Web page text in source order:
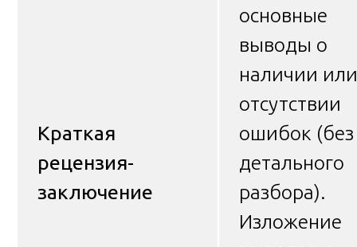
Краткая
рецензия-
заключение
основные
выводы о
наличии или
отсутствии
ошибок (без
детального
разбора).
Изложение